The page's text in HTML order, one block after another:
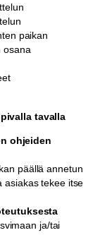
paikan
osana
tavalla
ohjeiden
päällä annetun
asiakas tekee itse
ja/tai